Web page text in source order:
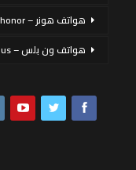
هواتف هونر – honor
هواتف ون بلس – OnePlus